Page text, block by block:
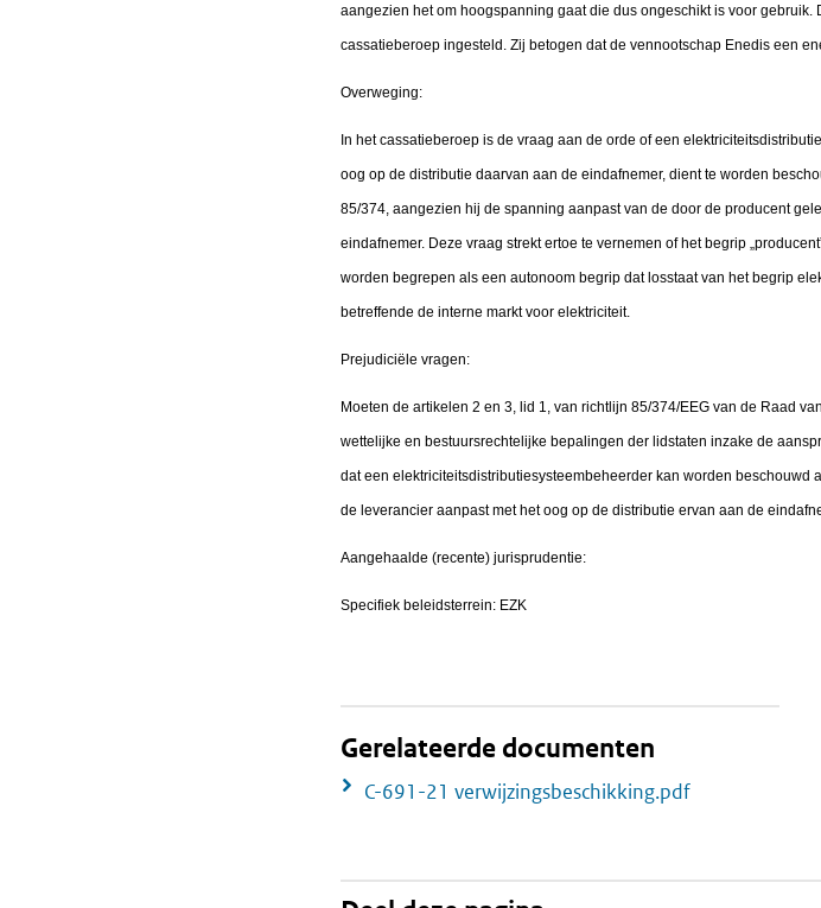
aangezien het om hoogspanning gaat die dus ongeschikt is voor
cassatieberoep ingesteld. Zij betogen dat de vennootschap Enedis een
Overweging:
In het cassatieberoep is de vraag aan de orde of een
oog op de distributie daarvan aan de eindafnemer, dient te worden
85/374, aangezien hij de spanning aanpast van de door de producent
eindafnemer. Deze vraag strekt ertoe te vernemen of het begrip
worden begrepen als een autonoom begrip dat losstaat van het begrip
betreffende de interne markt voor elektriciteit.
Prejudiciële vragen:
Moeten de artikelen 2 en 3, lid 1, van richtlijn 85/374/EEG van de Raad
wettelijke en bestuursrechtelijke bepalingen der lidstaten inzake de
dat een elektriciteitsdistributiesysteembeheerder kan worden beschouwd
de leverancier aanpast met het oog op de distributie ervan aan de
Aangehaalde (recente) jurisprudentie:
Specifiek beleidsterrein: EZK
Gerelateerde documenten
C-691-21 verwijzingsbeschikking.pdf